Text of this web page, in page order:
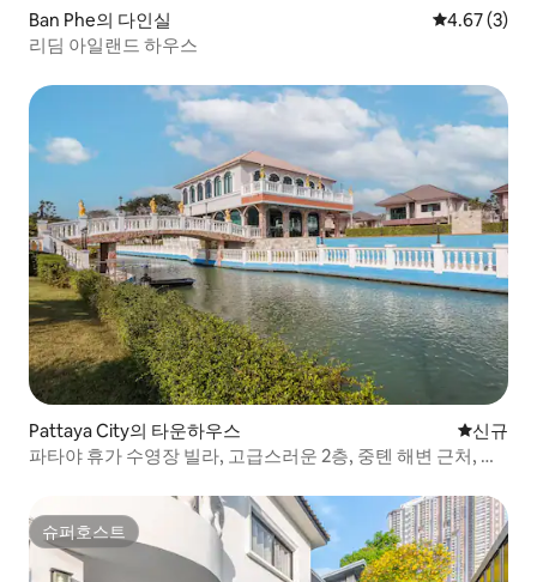
Ban Phe의 다인실 평점 4.67점
4.67 (3)
리딤 아일랜드 하우스
Pattaya City의 타운하우스 신규 숙소
신규
파타야 휴가 수영장 빌라, 고급스러운 2층, 중톈 해변 근처, 주
영장, 휴식과 청결에 적합
슈퍼호스트
슈퍼호스트